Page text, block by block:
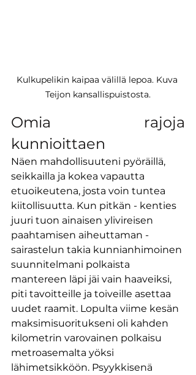
Kulkupelikin kaipaa välillä lepoa. Kuva
Teijon kansallispuistosta.
Omia rajoja
kunnioittaen
Näen mahdollisuuteni pyöräillä,
seikkailla ja kokea vapautta
etuoikeutena, josta voin tuntea
kiitollisuutta. Kun pitkän - kenties
juuri tuon ainaisen ylivireisen
paahtamisen aiheuttaman -
sairastelun takia kunnianhimoinen
suunnitelmani polkaista
mantereen läpi jäi vain haaveiksi,
piti tavoitteille ja toiveille asettaa
uudet raamit. Lopulta viime kesän
maksimisuoritukseni oli kahden
kilometrin varovainen polkaisu
metroasemalta yöksi
lähimetsikköön. Psyykkisenä